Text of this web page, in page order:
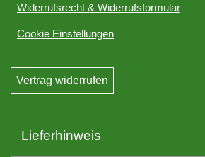
Widerrufsrecht & Widerrufsformular
Cookie Einstellungen
Vertrag widerrufen
Lieferhinweis